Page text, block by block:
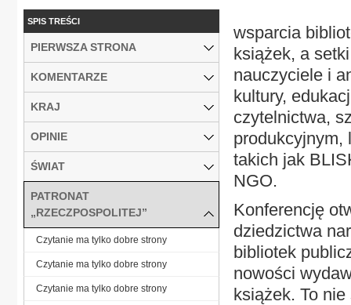
wsparcia
książek, a
nauczyciele i
kultury,
czytelnictwa,
produkcyjnym,
takich jak
NGO.
Konferencję
dziedzictwa
bibliotek
nowości
książek. To
SPIS TREŚCI
PIERWSZA STRONA
KOMENTARZE
KRAJ
OPINIE
ŚWIAT
PATRONAT
„RZECZPOSPOLITEJ”
Czytanie ma tylko dobre strony
Czytanie ma tylko dobre strony
Czytanie ma tylko dobre strony